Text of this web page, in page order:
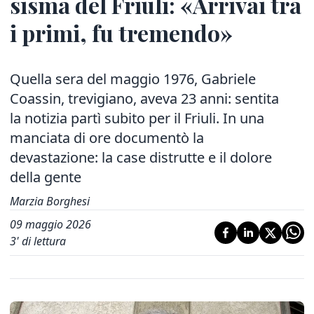
i primi, fu tremendo»
Quella sera del maggio 1976, Gabriele
Coassin, trevigiano, aveva 23 anni: sentita
la notizia partì subito per il Friuli. In una
manciata di ore documentò la
devastazione: la case distrutte e il dolore
della gente
Marzia Borghesi
09 maggio 2026
3' di lettura